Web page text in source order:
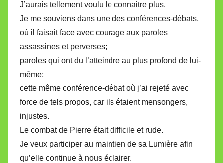
J’aurais tellement voulu le connaitre plus.
Je me souviens dans une des conférences-débats,
où il faisait face avec courage aux paroles
assassines et perverses;
paroles qui ont du l’atteindre au plus profond de lui-
même;
cette même conférence-débat où j’ai rejeté avec
force de tels propos, car ils étaient mensongers,
injustes.
Le combat de Pierre était difficile et rude.
Je veux participer au maintien de sa Lumière afin
qu’elle continue à nous éclairer.